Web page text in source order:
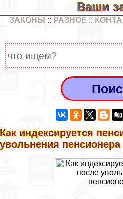
Ваши
ЗАКОНЫ :: РАЗНОЕ ::
Как индексируется
увольнения пенсионера